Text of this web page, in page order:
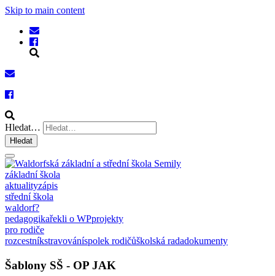
Skip to main content
Hledat…
Hledat
základní škola
aktualityzápis
střední škola
waldorf?
pedagogikařekli o WPprojekty
pro rodiče
rozcestníkstravováníspolek rodičůškolská radadokumenty
Šablony SŠ - OP JAK